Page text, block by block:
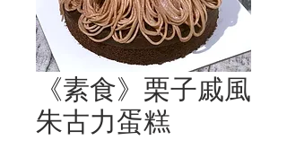
《素食》栗子戚風
朱古力蛋糕